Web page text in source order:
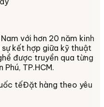
với hơn 20 năm kinh
kết hợp giữa kỹ thuật
được truyền qua từng
Phú, TP.HCM.
tếĐặt hàng theo yêu